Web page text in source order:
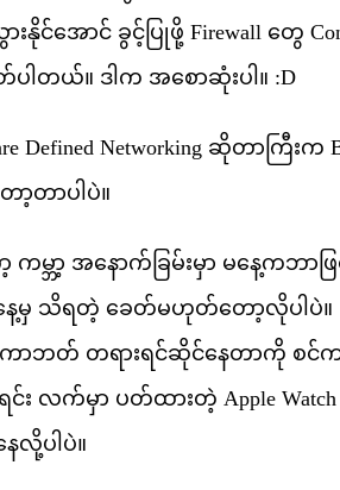
းနိုင်အောင် ခွင့်ပြုဖို့ Firewall တွေ
ါတယ်။ ဒါက အစောဆုံးပါ။ :D
Defined Networking ဆိုတာကြီး
ာ့တာပါပဲ။
ဘာ့ အနောက်ခြမ်းမှာ မနေ့ကဘာ
ေ့မှ သိရတဲ့ ခေတ်မဟုတ်တော့လိုပါပဲ။
ကာဘတ် တရားရင်ဆိုင်နေတာကို စင်
လက်မှာ ပတ်ထားတဲ့ Apple
လို့ပါပဲ။